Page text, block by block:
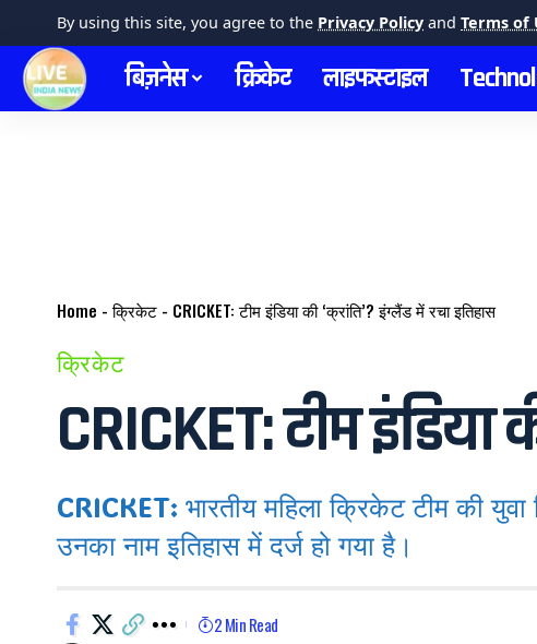
By using this site, you agree to the Privacy Policy and Terms of
बिज़नेस क्रिकेट लाइफस्टाइल
Home -क्रिकेट - CRICKET: टीम इंडिया की ‘क्रांति’? इंग्लैंड में रचा इतिहास
क्रिकेट
CRICKET: टीम इंडिया
CRICKET: भारतीय महिला क्रिकेट टीम की
उनका नाम इतिहास में दर्ज हो गया है।
2 Min Read